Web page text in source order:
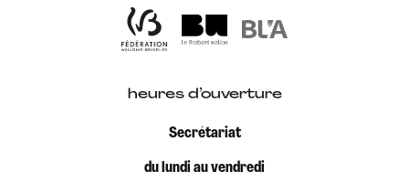
heures d’ouverture
Secrétariat
du lundi au vendredi